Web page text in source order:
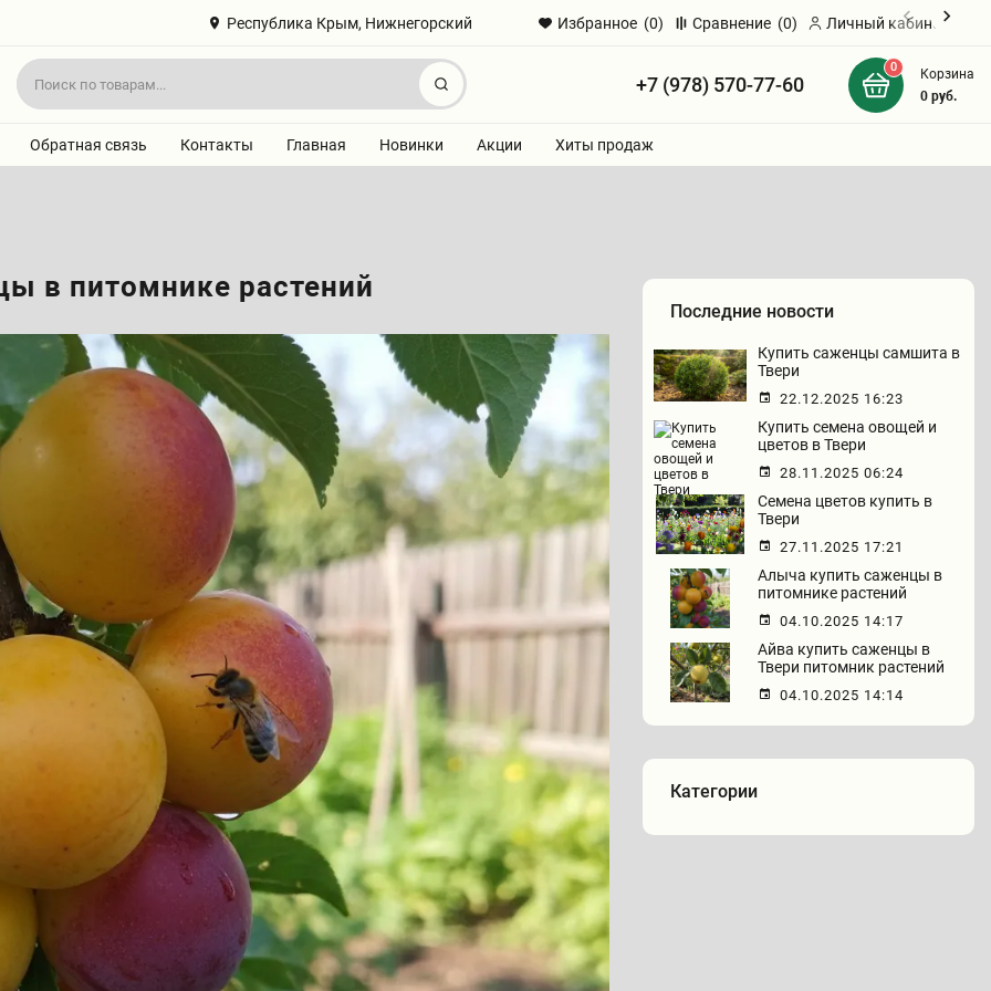
Республика Крым, Нижнегорский Избранное (0) Сравнение (0) Личный кабинет
Найти +7 (978) 570-77-60
0
Корзина
0руб.
Обратная связь Контакты Главная Новинки Акции Хиты продаж
Последние новости
Купить саженцы самшита в
Твери
22.12.2025 16:23
Купить семена овощей и
цветов в Твери
28.11.2025 06:24
Семена цветов купить в
Твери
27.11.2025 17:21
Алыча купить саженцы в
питомнике растений
04.10.2025 14:17
Айва купить саженцы в
Твери питомник растений
04.10.2025 14:14
Категории
в питомнике растений